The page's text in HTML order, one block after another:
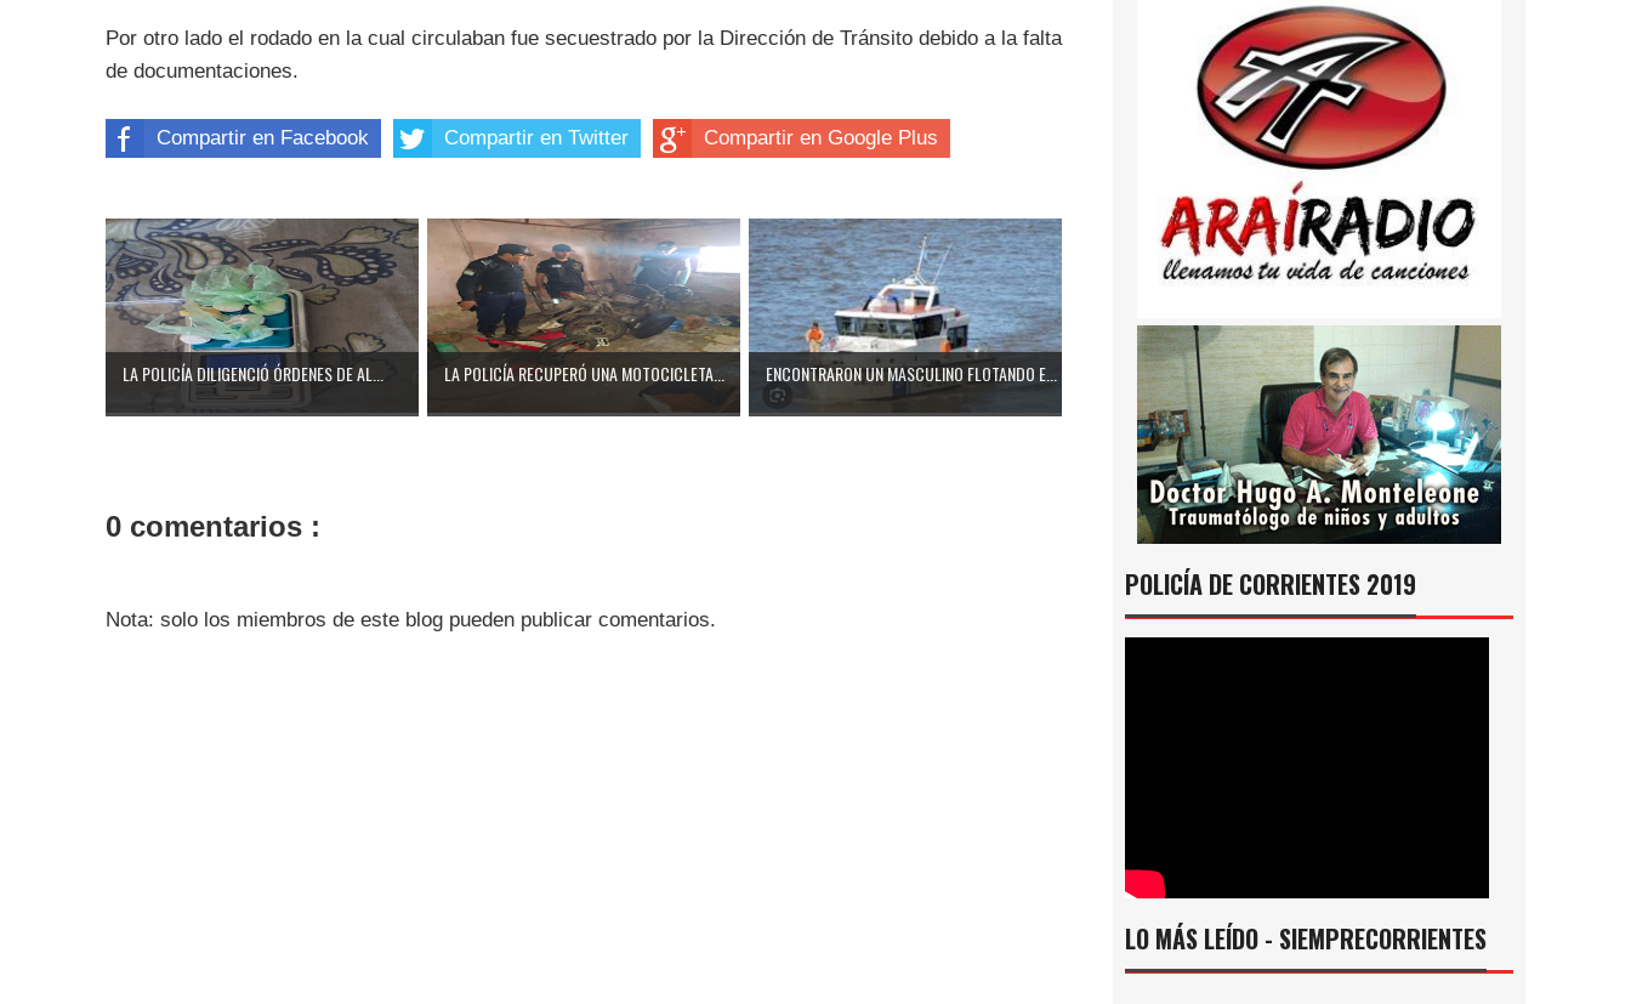
Por otro lado el rodado en la cual circulaban fue secuestrado por la Dirección de Tránsito debido a la falta
de documentaciones.
Compartir en Facebook Compartir en Twitter Compartir en Google Plus
LA POLICÍA DILIGENCIÓ ÓRDENES DE AL... LA POLICÍA RECUPERÓ UNA MOTOCICLETA... ENCONTRARON UN MASCULINO FLOTANDO E...
0 comentarios :
Nota: solo los miembros de este blog pueden publicar comentarios.
POLICÍA DE CORRIENTES 2019
LO MÁS LEÍDO - SIEMPRECORRIENTES